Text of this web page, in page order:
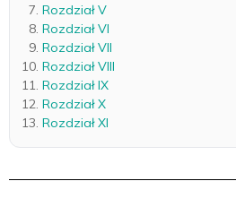
Rozdział V
Rozdział VI
Rozdział VII
Rozdział VIII
Rozdział IX
Rozdział X
Rozdział XI